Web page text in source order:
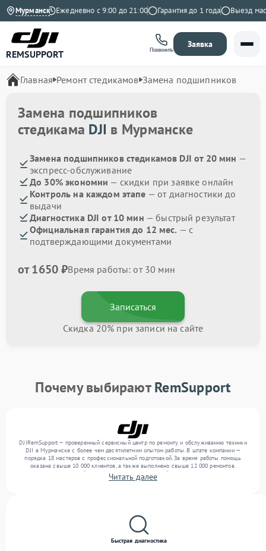
Мурманск
на Яндекс Ежедневно с 9:00 до 21:00 Гарантия до 1 года Выезд
REMSUPPORT Позвонить
Заявка
Главная Ремонт стедикамов Замена подшипников
Замена подшипников
стедикама DJI в Мурманске
Замена подшипников стедикамов DJI от 20 мин —
экспресс-обслуживание
До 30% экономии — скидки при заявке онлайн
Контроль на каждом этапе — от диагностики до
выдачи
Диагностика DJI от 10 мин — быстрый результат
Официальная гарантия до 12 мес. — с
подтверждающими документами
от 1650 ₽Время работы: от 30 мин
Записаться
Скидка 20% при записи на сайте
Почему выбираютRemSupport
DJIRemSupport — проверенный сервисный центр по ремонту и обслуживанию техники
DJI в Мурманске с более чем десятилетним опытом работы. В штате компании —
порядка 18 мастеров с профессиональной подготовкой. За время работы помощь
оказана свыше 10 000 клиентов, а также выполнено свыше 12 000 ремонтов.
Ежемесячно в сервисный центр поступает от 300 устройств, включая , , . Мы работаем
с широким спектром неисправностей и обеспечиваем надежный результат благодаря
Читать далее
Быстрая диагностика